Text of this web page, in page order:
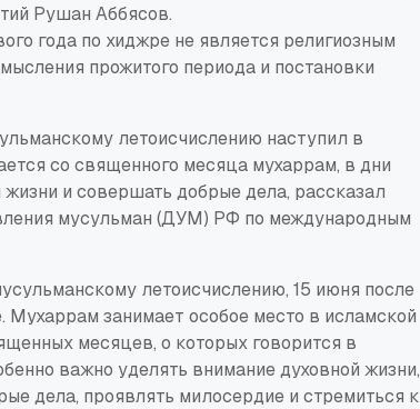
Рушан Аббясов.
года по хиджре не является религиозным
прожитого периода и постановки
летоисчислению наступил в
со священного месяца мухаррам, в дни
и совершать добрые дела, рассказал
мусульман (ДУМ) РФ по международным
летоисчислению, 15 июня после
Мухаррам занимает особое место в исламской
месяцев, о которых говорится в
важно уделять внимание духовной жизни,
дела, проявлять милосердие и стремиться к